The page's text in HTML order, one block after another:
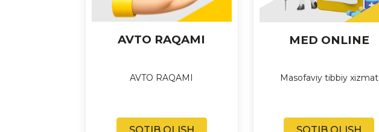
AVTO RAQAMI
AVTO RAQAMI
MED ONLINE
Masofaviy tibbiy xizmat